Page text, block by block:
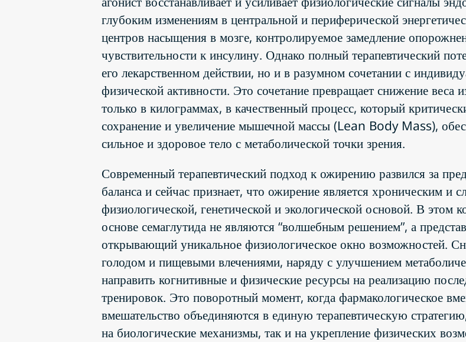
глубоким изменениям в центральной и периферической
центров насыщения в мозге, контролируемое замедление
чувствительности к инсулину. Однако полный терапевтический
его лекарственном действии, но и в разумном сочетании с
физической активности. Это сочетание превращает снижение веса
только в килограммах, в качественный процесс, который
сохранение и увеличение мышечной массы (Lean Body Mass),
сильное и здоровое тело с метаболической точки зрения.
Современный терапевтический подход к ожирению развился за
баланса и сейчас признает, что ожирение является хроническим
физиологической, генетической и экологической основой. В этом
основе семаглутида не являются “волшебным решением”, а
открывающий уникальное физиологическое окно возможностей.
голодом и пищевыми влечениями, наряду с улучшением
направить когнитивные и физические ресурсы на реализацию
тренировок. Это поворотный момент, когда фармакологическое
вмешательство объединяются в единую терапевтическую
на биологические механизмы, так и на укрепление физических